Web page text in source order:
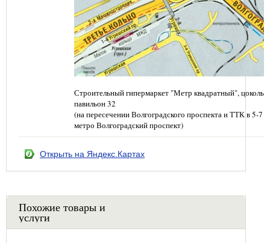
Строительный гипермаркет "Метр квадратный",
павильон 32
(на пересечении Волгоградского проспекта и ТТК в 5-7
метро Волгоградский проспект)
Открыть на Яндекс.Картах
Похожие товары и
услуги